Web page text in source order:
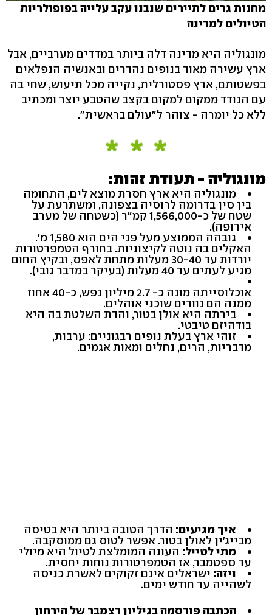
מחנות גרים לתיירים שנבנו עקב עלייה בפופולריות
הטיולים למדינה
מונגוליה היא מדינה דלה ביותר במדדים מערביים, אבל
ארץ עשירה מאוד בנופים נהדרים ובאנשיה הנפלאים
בפשטותם, ארץ פסטורלית, נקייה מכל תיעוש, שחי בה
עם הנודד ממקום למקום בקצב שהטבע יוצר ומכתיב
ללא כל יומרה - צוהר ל"עולם בראשית".
מונגוליה - תעודת זהות:
מונגוליה היא ארץ חסרת מוצא לים, התחומה
בין סין בדרומה לרוסיה בצפונה, ומשתרעת על
שטח של כ-1,566,000 קמ"ר (כשטחה של מערב
אירופה).
גובהה הממוצע מעל פני הים הוא 1,580 מ'.
האקלים בה נוטה לקיצוניות. בחורף הטמפרטורות
יורדות עד 30-40 מעלות מתחת לאפס, ובקיץ החום
מגיע לעתים עד 40 מעלות (בעיקר במדבר גובי).
אוכלוסייתה מונה כ- 2.7 מיליון נפש, כ-40 אחוז
ממנה הם נוודים שוכני אוהלים.
בירתה היא אולן בטור, והדת השלטת בה היא
בודהיזם טיבטי.
זוהי ארץ בעלת נופים רבגוניים: ערבות,
מדבריות, הרים, נחלים ומאות אגמים.
איך מגיעים: הדרך הטובה ביותר היא בטיסה
מבייג'ין לאולן בטור. אפשר לטוס גם ממוסקבה.
מתי לטייל: העונה המומלצת לטיול היא מיולי
עד ספטמבר, אז הטמפרטורות נוחות יחסית.
ויזה: ישראלים אינם זקוקים לאשרת כניסה
לשהייה עד חודש ימים.
הכתבה פורסמה בגיליון דצמבר של הירחון